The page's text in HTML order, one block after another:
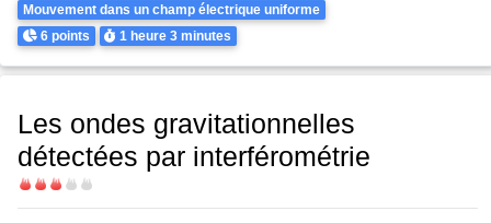
Mouvement dans un champ électrique uniforme
Points
6 points Durée
1 heure3 minutes
Les ondes gravitationnelles
détectées par interférométrie
Difficulté